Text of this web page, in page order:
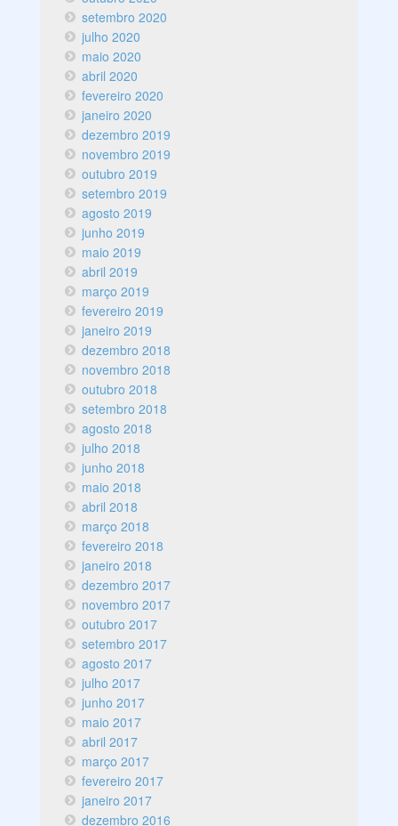
setembro 2020
julho 2020
maio 2020
abril 2020
fevereiro 2020
janeiro 2020
dezembro 2019
novembro 2019
outubro 2019
setembro 2019
agosto 2019
junho 2019
maio 2019
abril 2019
março 2019
fevereiro 2019
janeiro 2019
dezembro 2018
novembro 2018
outubro 2018
setembro 2018
agosto 2018
julho 2018
junho 2018
maio 2018
abril 2018
março 2018
fevereiro 2018
janeiro 2018
dezembro 2017
novembro 2017
outubro 2017
setembro 2017
agosto 2017
julho 2017
junho 2017
maio 2017
abril 2017
março 2017
fevereiro 2017
janeiro 2017
dezembro 2016